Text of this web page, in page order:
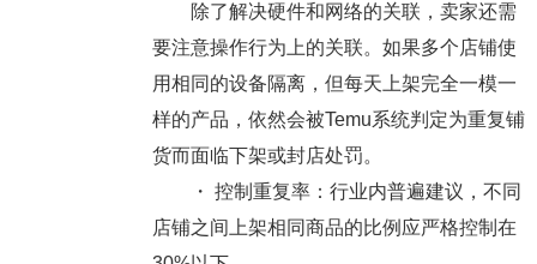
除了解决硬件和网络的关联，卖家还需
要注意操作行为上的关联。如果多个店铺使
用相同的设备隔离，但每天上架完全一模一
样的产品，依然会被Temu系统判定为重复铺
货而面临下架或封店处罚。
・ 控制重复率：行业内普遍建议，不同
店铺之间上架相同商品的比例应严格控制在